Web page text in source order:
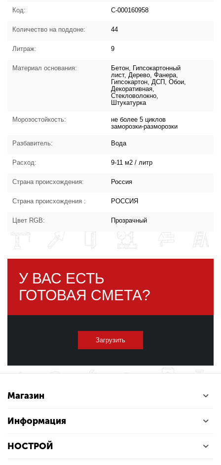
Код: С-000160958
Количество на поддоне: 44
Литраж: 9
Материал основания:
Бетон, Гипсокартонный
лист, Дерево, Фанера,
Гипсокартон, ДСП, Обои,
Декоративная,
Стекловолокно,
Штукатурка
Морозостойкость:
не более 5 циклов
заморозки-разморозки
Разбавитель: Вода
Расход: 9-11 м2 / литр
Страна происхождения: Россия
Страна происхождения : РОССИЯ
Цвет RGB: Прозрачный
У ВАС ЕСТЬ
ГОТОВАЯ СМЕТА?
Загрузить
Магазин
Информация
НОСТРОЙ